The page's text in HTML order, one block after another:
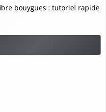
bouygues : tutoriel rapide